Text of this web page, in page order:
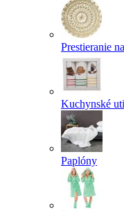
Prestieranie
Kuchynské
Paplóny